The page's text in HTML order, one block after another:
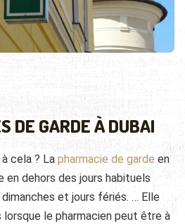
DE GARDE À DUBAI
à cela ? La pharmacie de garde en
en dehors des jours habituels
dimanches et jours fériés. … Elle
le pharmacien peut être à